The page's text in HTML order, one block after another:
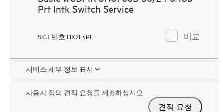
Prt Intk Switch Service
SKU 번호 HX2L4PE 비교
서비스 세부 정보 표시
사용자 정의 견적 요청을 제출하십시오
견적 요청